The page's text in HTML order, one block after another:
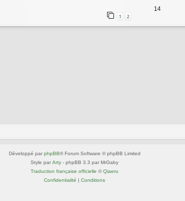
1 2
14
Développé par phpBB® Forum Software © phpBB Limited
Style par Arty - phpBB 3.3 par MrGaby
Traduction française officielle ©Qiaeru
Confidentialité | Conditions